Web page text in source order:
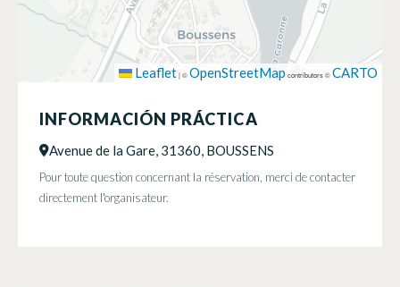
Leaflet|©OpenStreetMap contributors ©CARTO
INFORMACIÓN PRÁCTICA
Avenue de la Gare, 31360, BOUSSENS
Pour toute question concernant la réservation, merci de contacter
directement l'organisateur.